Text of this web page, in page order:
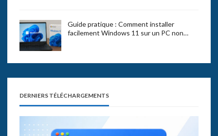
Guide pratique : Comment installer
facilement Windows 11 sur un PC non…
DERNIERS TÉLÉCHARGEMENTS